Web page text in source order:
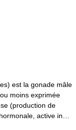
est la gonade mâle
moins exprimée
(production de
active in…